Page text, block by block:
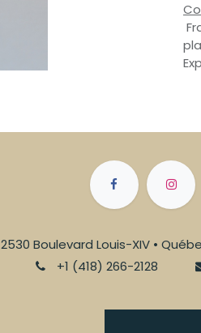
2530 Boulevard Louis-XIV •
+1 (418) 266-2128